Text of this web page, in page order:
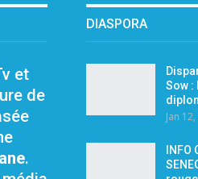
et
de
.
DIASPORA
Sow :
Jan
INFO